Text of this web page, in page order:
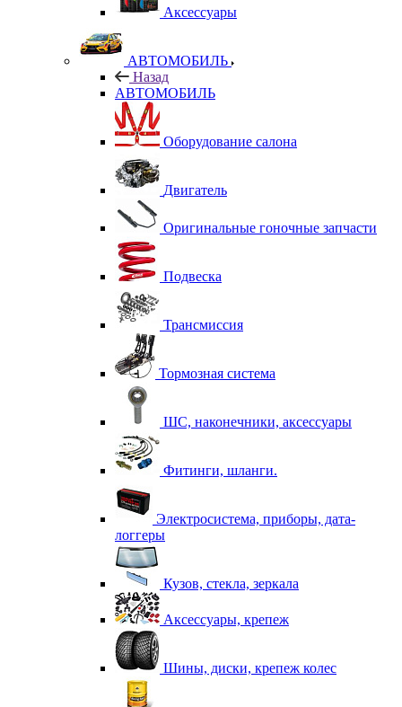
Аксессуары
АВТОМОБИЛЬ
Назад
АВТОМОБИЛЬ
Оборудование салона
Двигатель
Оригинальные гоночные запчасти
Подвеска
Трансмиссия
Тормозная система
ШС, наконечники, аксессуары
Фитинги, шланги.
Электросистема, приборы, дата-
логгеры
Кузов, стекла, зеркала
Аксессуары, крепеж
Шины, диски, крепеж колес